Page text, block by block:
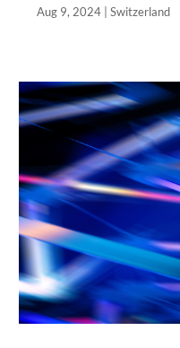
Aug 9, 2024 |Switzerland